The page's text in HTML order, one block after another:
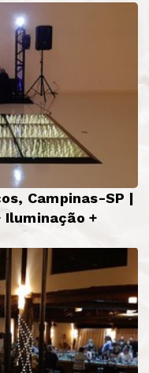
Campinas-SP |
Iluminação +